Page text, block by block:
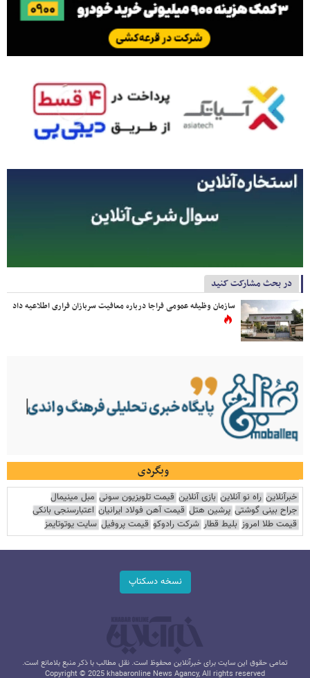
در بحث مشارکت کنید
سازمان وظیفه عمومی فراجا درباره معافیت سربازان فراری اطلاعیه داد
وبگردی
خبرآنلاین راه نو آنلاین بازی آنلاین قیمت تلویزیون سونی مبل مینیمال
جراح بینی گوشتی پرشین هتل قیمت آهن فولاد ایرانیان اعتبارسنجی بانکی
قیمت طلا امروز بلیط قطار شرکت رادوکو قیمت پروفیل سایت یوتوتایمز
نسخه دسکتاپ
تمامی حقوق این سایت برای خبرآنلاین محفوظ است. نقل مطالب با ذکر منبع بلامانع است.
Copyright © 2025 khabaronline News Agancy, All rights reserved